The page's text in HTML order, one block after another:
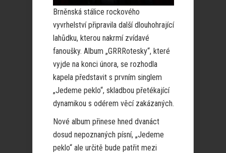
Brněnská stálice rockového
vyvrhelství připravila další dlouhohrající
lahůdku, kterou nakrmí zvídavé
fanoušky. Album „GRRRotesky“, které
vyjde na konci února, se rozhodla
kapela představit s prvním singlem
„Jedeme peklo“, skladbou přetékající
dynamikou s odérem věcí zakázaných.
Nové album přinese hned dvanáct
dosud nepoznaných písní, „Jedeme
peklo“ ale určitě bude patřit mezi